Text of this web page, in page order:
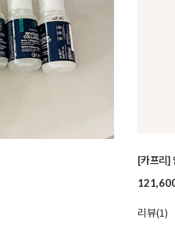
[카프리]
리뷰(1)